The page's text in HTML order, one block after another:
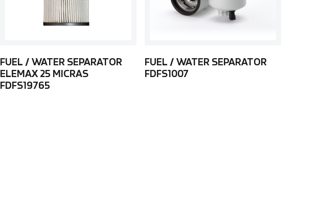
FUEL / WATER SEPARATOR
ELEMAX 25 MICRAS
FDFS19765
FUEL / WATER SEPARATOR
FDFS1007